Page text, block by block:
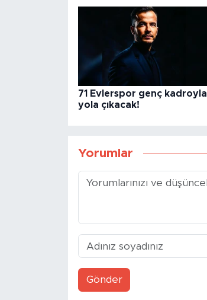
71 Evlerspor genç kadroyla
yola çıkacak!
Yorumlar
Gönder